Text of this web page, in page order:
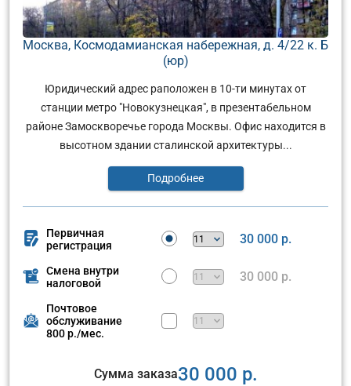
Москва, Космодамианская набережная, д. 4/22 к. Б
(юр)
Юридический адрес раположен в 10-ти минутах от
станции метро "Новокузнецкая", в презентабельном
районе Замоскворечье города Москвы. Офис находится в
высотном здании сталинской архитектуры...
Подробнее
Первичная
регистрация
30 000 р.
Смена внутри
налоговой
30 000 р.
Почтовое
обслуживание
800 р./мес.
Сумма заказа30 000 р.